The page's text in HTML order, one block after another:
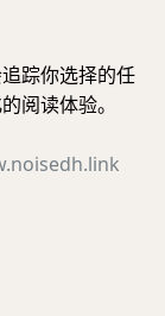
踪你选择的任
阅读体验。